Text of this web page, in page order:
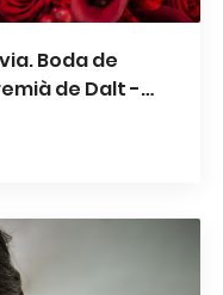
Boda de
de Dalt -